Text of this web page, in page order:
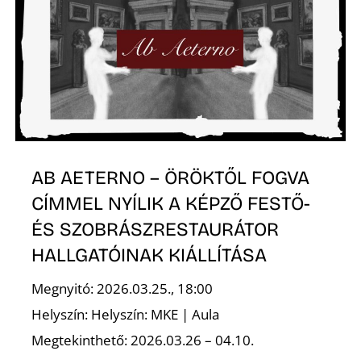
AB AETERNO – ÖRÖKTŐL FOGVA
CÍMMEL NYÍLIK A KÉPZŐ FESTŐ-
ÉS SZOBRÁSZRESTAURÁTOR
HALLGATÓINAK KIÁLLÍTÁSA
Megnyitó: 2026.03.25., 18:00
Helyszín: Helyszín: MKE | Aula
Megtekinthető: 2026.03.26 – 04.10.